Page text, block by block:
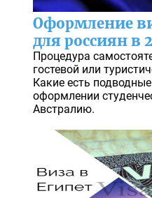
Оформление
для россиян в
Процедура
гостевой или
Какие есть
оформлении
Австралию.